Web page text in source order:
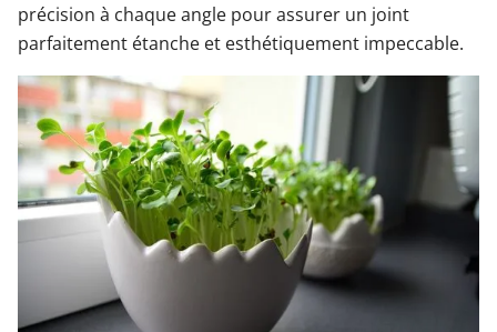
précision à chaque angle pour assurer un joint
parfaitement étanche et esthétiquement impeccable.